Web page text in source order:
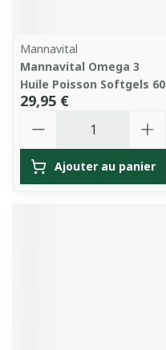
Mannavital
Mannavital Omega 3
Huile Poisson Softgels 60
29,95 €
Ajouter au panier